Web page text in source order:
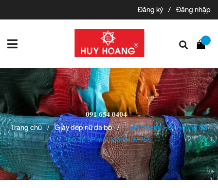
Đăng ký / Đăng nhập
Trang chủ / Giày dép nữ da bò /
Giày mọi nữ Huy Hoàng da
bò đế 5P màu đen HD7966